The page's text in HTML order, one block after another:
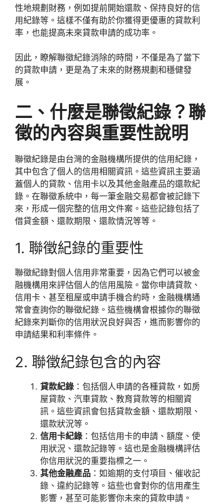
性地規劃財務，例如提前開始還款、保持良好的信
用紀錄等。這樣不僅有助於你獲得更優惠的貸款利
率，也能提高未來貸款申請的成功率。
因此，瞭解聯徵紀錄消除的時間，不僅是為了當下
的貸款申請，更是為了未來的財務規劃和穩健發
展。
二、什麼是聯徵紀錄？聯
徵的內容與重要性說明
聯徵紀錄是由台灣的金融機構所提供的信用紀錄，
其中包含了個人的信用相關資訊。這些資訊主要涵
蓋個人的貸款、信用卡以及其他金融產品的還款紀
錄。在聯徵系統中，每一筆金融交易都會被記錄下
來，形成一個完整的信用文件案。這些記錄包括了
借貸金額、還款期限、還款情況等等。
1. 聯徵紀錄的重要性
聯徵紀錄對個人信用非常重要，因為它們可以被金
融機構用來評估個人的信用風險。當你申請貸款、
信用卡、甚至租屋或申請手機合約時，金融機構通
常會查詢你的聯徵紀錄。這些機構會根據你的聯徵
紀錄來判斷你的信用狀況良好與否，進而影響你的
申請結果和利率條件。
2. 聯徵紀錄包含的內容
貸款紀錄 ：包括個人申請的各種貸款，如房
屋貸款、汽車貸款、教育貸款等的相關資
訊。這些資訊會包括貸款金額、還款期限、
還款狀況等。
信用卡紀錄 ：包括信用卡的申請、額度、使
用狀況、還款記錄等。這也是金融機構評估
你信用狀況的重要指標之一。
其他金融產品 ：如逾期的支付項目、催收記
錄、違約記錄等。這些也會對你的信用產生
影響，甚至可能影響你未來的貸款申請。